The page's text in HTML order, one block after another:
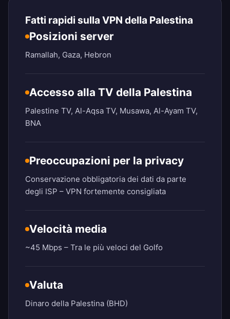
Fatti rapidi sulla VPN della Palestina
Posizioni server
Ramallah, Gaza, Hebron
Accesso alla TV della Palestina
Palestine TV, Al-Aqsa TV, Musawa, Al-Ayam TV,
BNA
Preoccupazioni per la privacy
Conservazione obbligatoria dei dati da parte
degli ISP – VPN fortemente consigliata
Velocità media
~45 Mbps – Tra le più veloci del Golfo
Valuta
Dinaro della Palestina (BHD)